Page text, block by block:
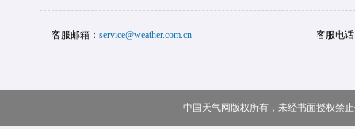
客服邮箱： service@weather.com.cn 客服电
中国天气网版权所有，未经书面授权